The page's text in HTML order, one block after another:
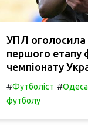
УПЛ оголосила
першого етапу
чемпіонату
#Футболіст #Одеса
футболу